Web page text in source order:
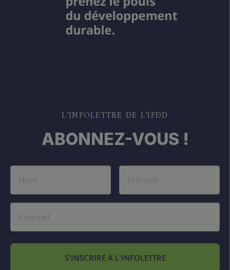
L’INFOLETTRE DE L’IFDD
ABONNEZ-VOUS !
S'INSCRIRE À L'INFOLETTRE